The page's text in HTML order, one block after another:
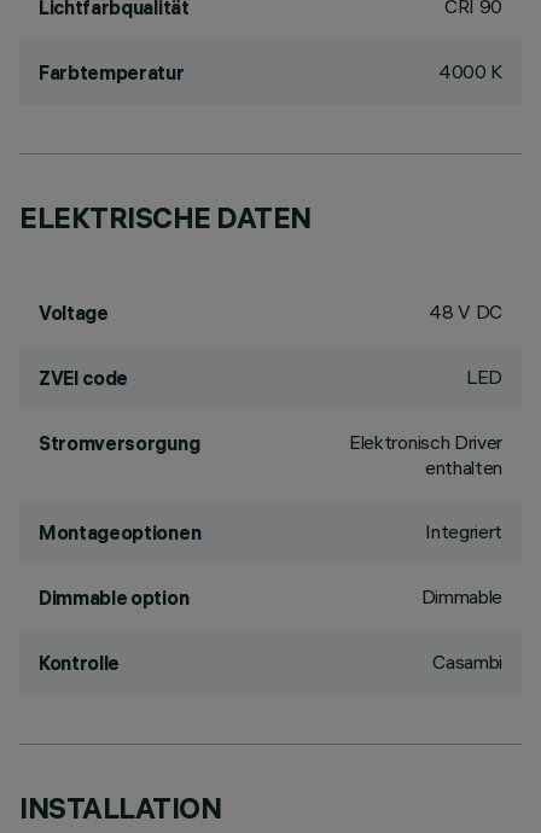
Lichtfarbqualität CRI 90
Farbtemperatur 4000 K
ELEKTRISCHE DATEN
Voltage 48 V DC
ZVEI code LED
Stromversorgung
Elektronisch Driver
enthalten
Montageoptionen Integriert
Dimmable option Dimmable
Kontrolle Casambi
INSTALLATION